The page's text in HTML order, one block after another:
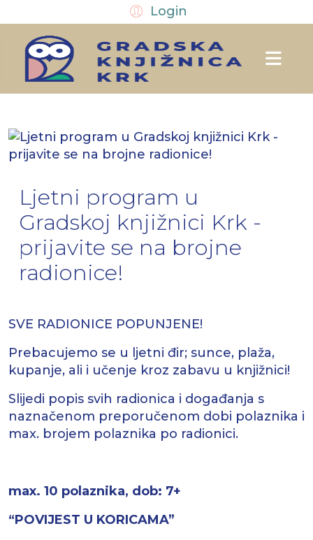
Login
Ljetni program u
Gradskoj knjižnici Krk -
prijavite se na brojne
radionice!
SVE RADIONICE POPUNJENE!
Prebacujemo se u ljetni đir; sunce, plaža,
kupanje, ali i učenje kroz zabavu u knjižnici!
Slijedi popis svih radionica i događanja s
naznačenom preporučenom dobi polaznika i
max. brojem polaznika po radionici.
max. 10 polaznika, dob: 7+
“POVIJEST U KORICAMA”